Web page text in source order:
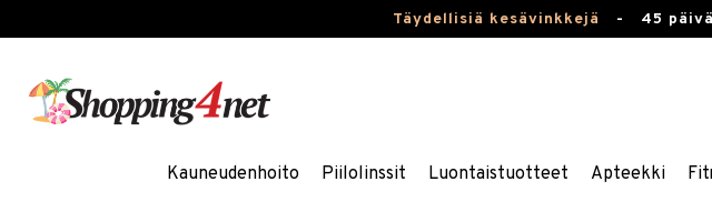
Täydellisiä kesävinkkejä - 45
Kauneudenhoito Piilolinssit Luontaistuotteet Apteekki